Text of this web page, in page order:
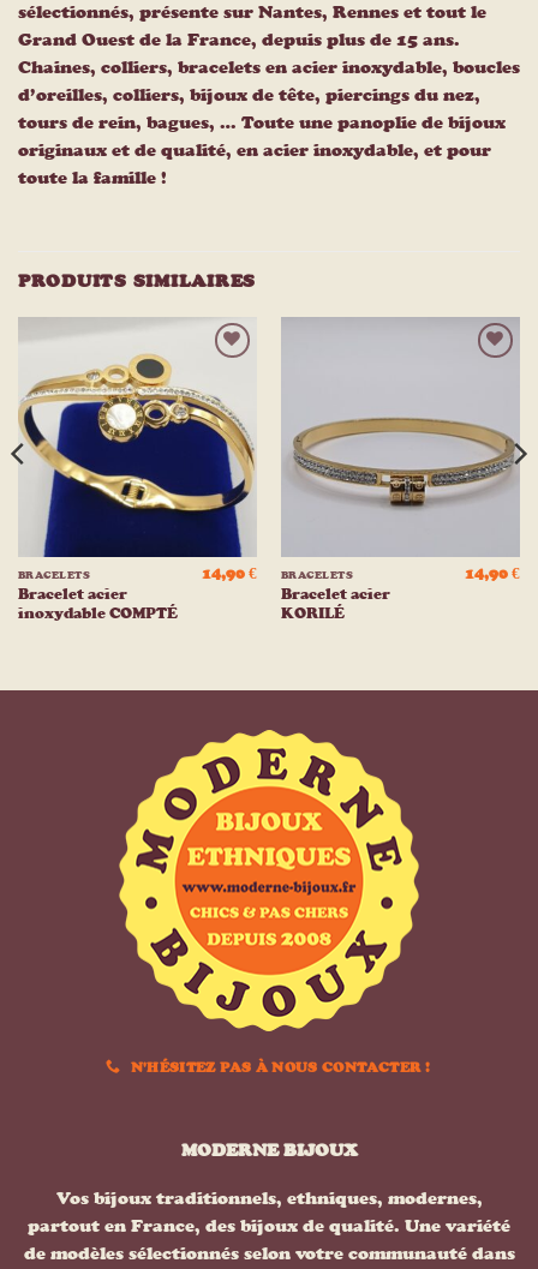
sélectionnés, présente sur Nantes, Rennes et tout le
Grand Ouest de la France, depuis plus de 15 ans.
Chaines, colliers, bracelets en acier inoxydable, boucles
d’oreilles, colliers, bijoux de tête, piercings du nez,
tours de rein, bagues, … Toute une panoplie de bijoux
originaux et de qualité, en acier inoxydable, et pour
toute la famille !
PRODUITS SIMILAIRES
liste
d’envies
BRACELETS
Bracelet acier
inoxydable COMPTÉ
14,90€
d’envies
BRACELETS
Bracelet acier
KORILÉ
14,90€
N'HÉSITEZ PAS À NOUS CONTACTER !
MODERNE BIJOUX
Vos bijoux traditionnels, ethniques, modernes,
partout en France, des bijoux de qualité. Une variété
de modèles sélectionnés selon votre communauté dans